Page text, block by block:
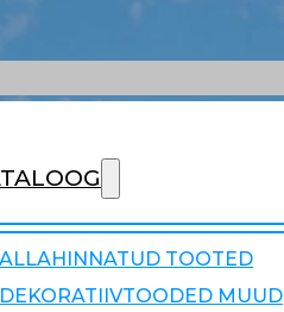
ALLAHINNATUD TOOTED
DEKORATIIVTOODED MUUD